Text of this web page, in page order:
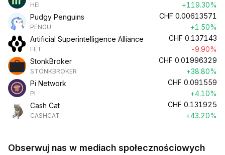
HEI
+119.30%
Pudgy Penguins
PENGU
CHF 0.00613571
+1.50%
Artificial Superintelligence Alliance
FET
CHF 0.137143
-9.90%
StonkBroker
STONKBROKER
CHF 0.01996329
+38.80%
Pi Network
PI
CHF 0.091559
+4.10%
Cash Cat
CASHCAT
CHF 0.131925
+43.20%
Obserwuj nas w mediach społecznościowych